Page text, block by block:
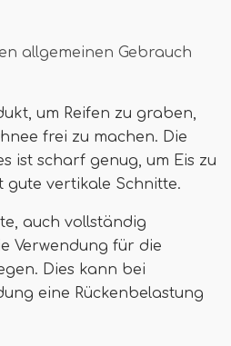
allgemeinen Gebrauch
um Reifen zu graben,
frei zu machen. Die
ist scharf genug, um Eis zu
gute vertikale Schnitte.
auch vollständig
Verwendung für die
Dies kann bei
eine Rückenbelastung